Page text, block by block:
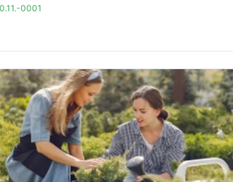
0001